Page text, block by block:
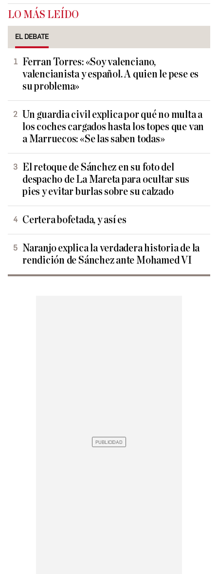
LO MÁS LEÍDO
EL DEBATE
Ferran Torres: «Soy valenciano,
valencianista y español. A quien le pese es
su problema»
Un guardia civil explica por qué no multa a
los coches cargados hasta los topes que van
a Marruecos: «Se las saben todas»
El retoque de Sánchez en su foto del
despacho de La Mareta para ocultar sus
pies y evitar burlas sobre su calzado
Certera bofetada, y así es
Naranjo explica la verdadera historia de la
rendición de Sánchez ante Mohamed VI